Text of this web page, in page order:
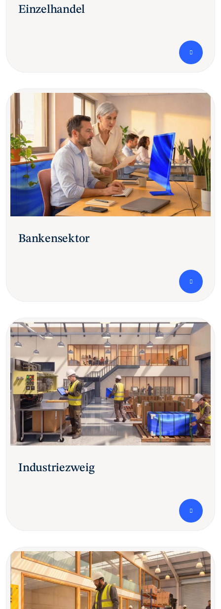
Einzelhandel
Bankensektor
Industriezweig